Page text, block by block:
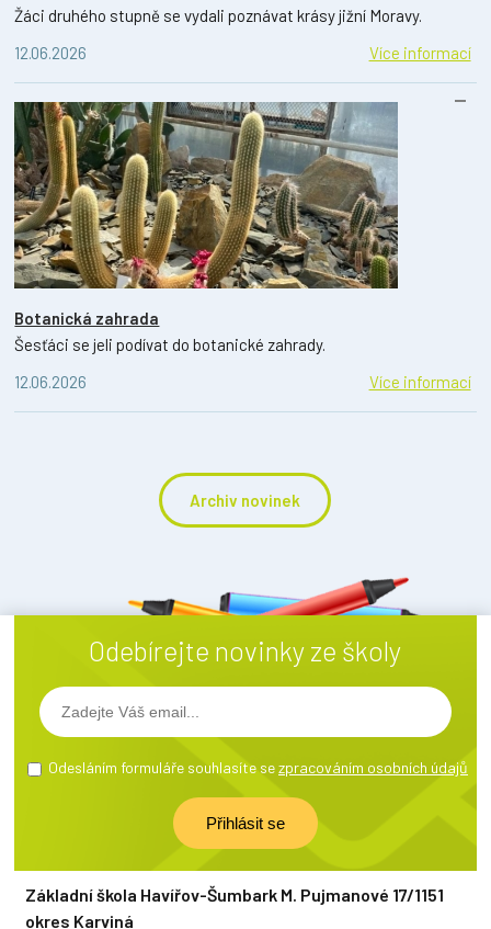
Žáci druhého stupně se vydali poznávat krásy jižní Moravy.
12.06.2026
Více informací
Botanická zahrada
Šesťáci se jeli podívat do botanické zahrady.
12.06.2026
Více informací
Archiv novinek
Odebírejte novinky ze školy
Odesláním formuláře souhlasíte sezpracováním osobních údajů
Základní škola Havířov-Šumbark M. Pujmanové 17/1151
okres Karviná